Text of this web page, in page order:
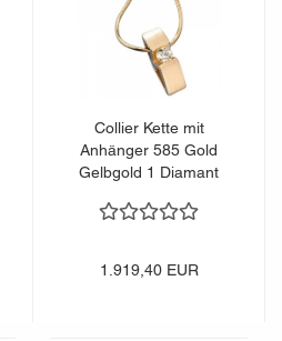
Collier Kette mit
Anhänger 585 Gold
Gelbgold 1 Diamant
Halskette
1.919,40 EUR